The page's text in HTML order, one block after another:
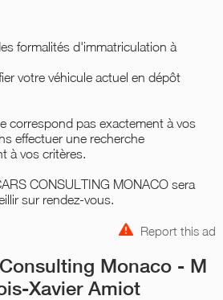
formalités d'immatriculation à
votre véhicule actuel en dépôt
correspond pas exactement à vos
effectuer une recherche
à vos critères.
CONSULTING MONACO sera
sur rendez-vous.
Report this ad
Monaco - M
Xavier Amiot